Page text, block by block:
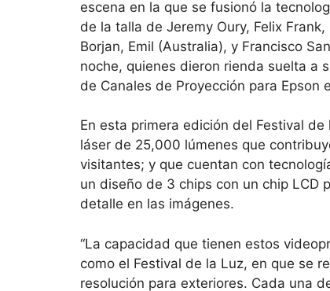
escena en la que se fusionó la
de la talla de Jeremy Oury, Felix
Borjan, Emil (Australia), y Francisco
noche, quienes dieron rienda suelta a
de Canales de Proyección para Epson
En esta primera edición del Festival
láser de 25,000 lúmenes que
visitantes; y que cuentan con
un diseño de 3 chips con un chip LCD
detalle en las imágenes.
“La capacidad que tienen estos
como el Festival de la Luz, en que se
resolución para exteriores. Cada una